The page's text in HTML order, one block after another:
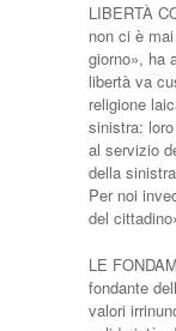
LIBERTÀ
non ci è
giorno», ha
libertà va
religione
sinistra:
al servizio
della
Per noi
del
LE
fondante
valori